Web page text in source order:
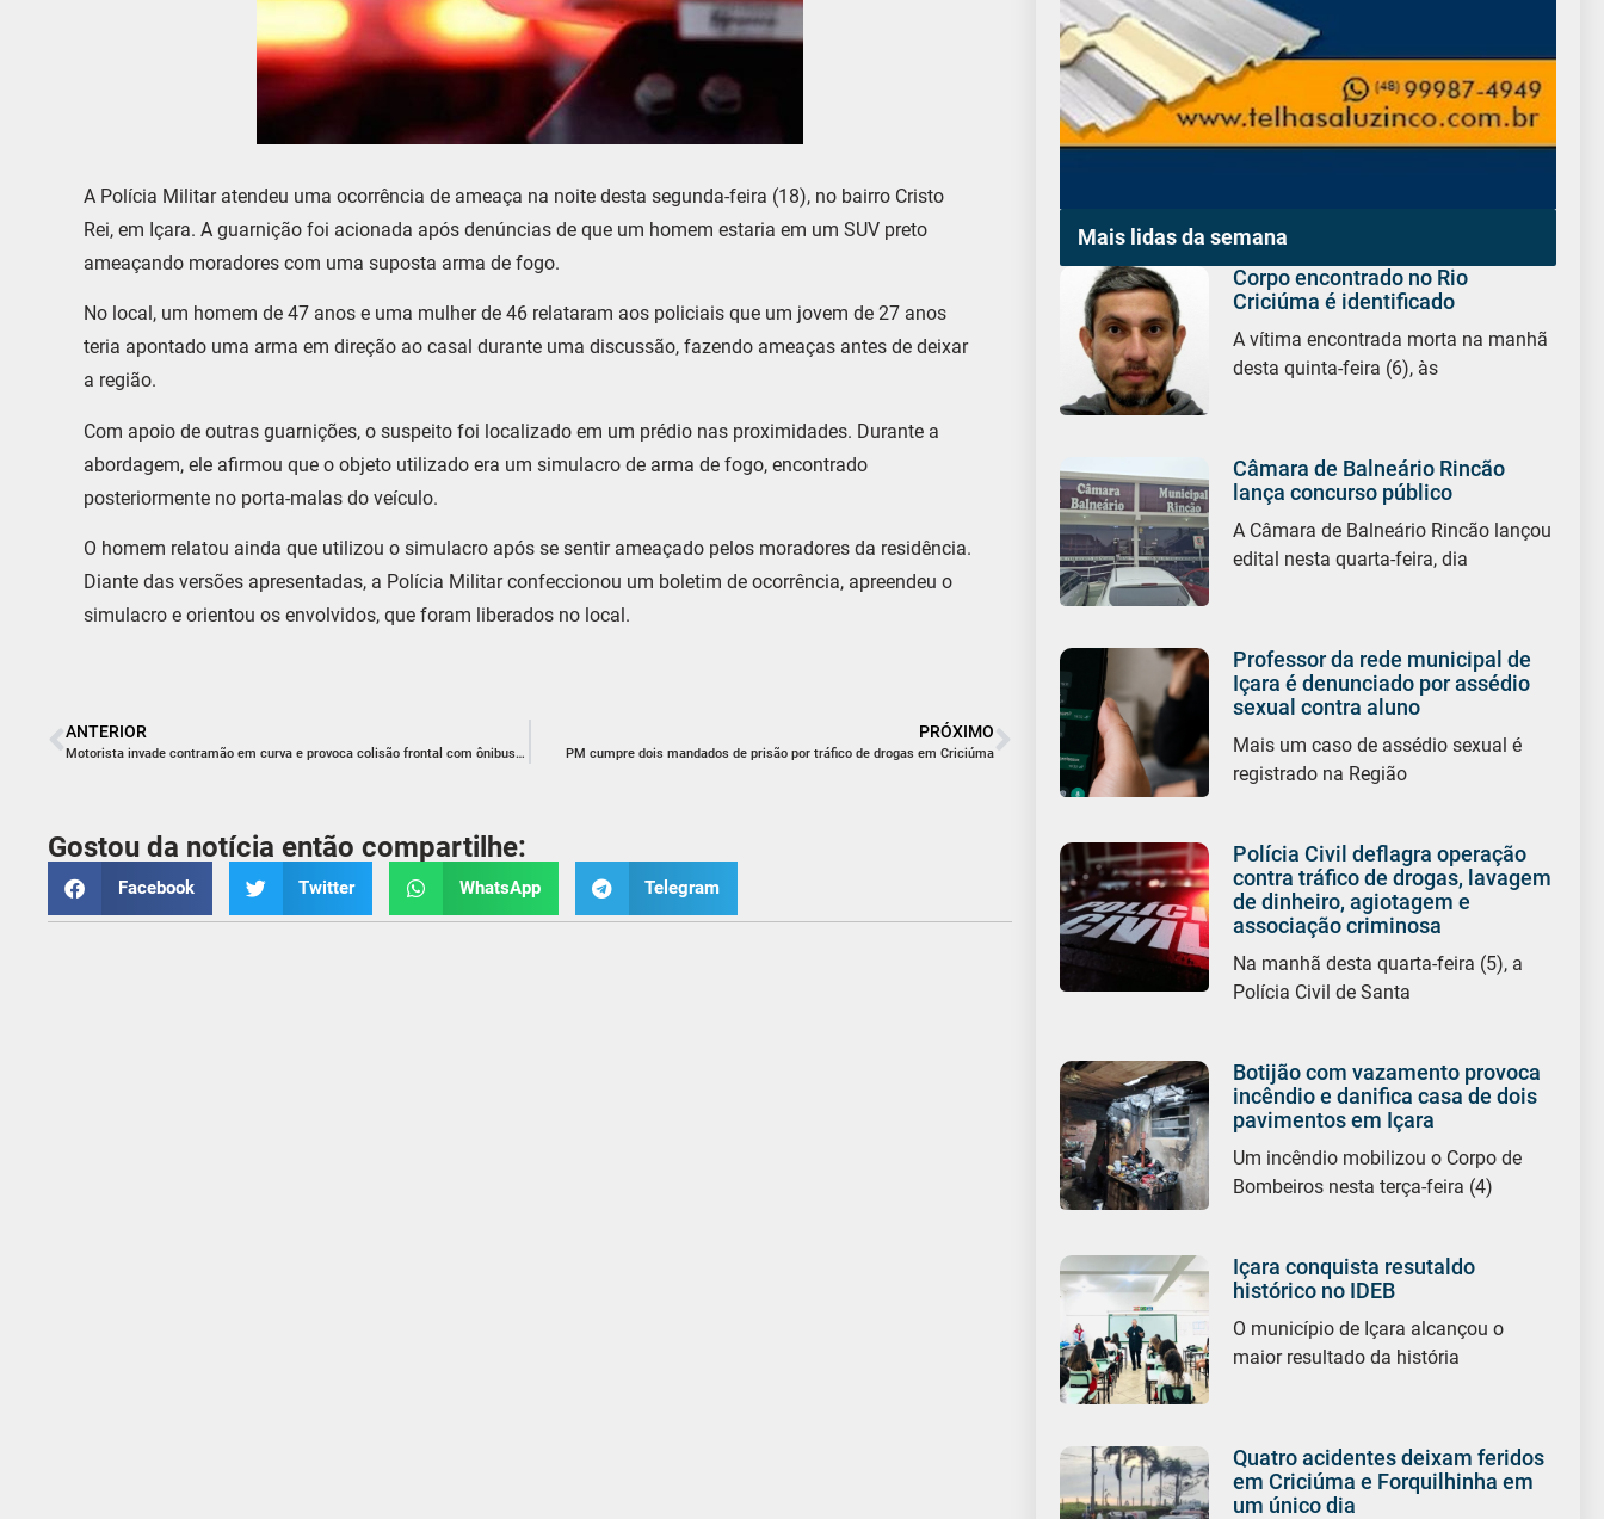
A Polícia Militar atendeu uma ocorrência de ameaça na noite desta segunda-feira (18), no bairro Cristo
Rei, em Içara. A guarnição foi acionada após denúncias de que um homem estaria em um SUV preto
ameaçando moradores com uma suposta arma de fogo.
No local, um homem de 47 anos e uma mulher de 46 relataram aos policiais que um jovem de 27 anos
teria apontado uma arma em direção ao casal durante uma discussão, fazendo ameaças antes de deixar
a região.
Com apoio de outras guarnições, o suspeito foi localizado em um prédio nas proximidades. Durante a
abordagem, ele afirmou que o objeto utilizado era um simulacro de arma de fogo, encontrado
posteriormente no porta-malas do veículo.
O homem relatou ainda que utilizou o simulacro após se sentir ameaçado pelos moradores da residência.
Diante das versões apresentadas, a Polícia Militar confeccionou um boletim de ocorrência, apreendeu o
simulacro e orientou os envolvidos, que foram liberados no local.
ANTERIOR
Motorista invade contramão em curva e provoca colisão frontal com ônibus na BRN-424
PRÓXIMO
PM cumpre dois mandados de prisão por tráfico de drogas em Criciúma
Gostou da notícia então compartilhe:
Facebook Twitter WhatsApp Telegram
Mais lidas da semana
Corpo encontrado no Rio
Criciúma é identificado
A vítima encontrada morta na manhã
desta quinta-feira (6), às
Câmara de Balneário Rincão
lança concurso público
A Câmara de Balneário Rincão lançou
edital nesta quarta-feira, dia
Professor da rede municipal de
Içara é denunciado por assédio
sexual contra aluno
Mais um caso de assédio sexual é
registrado na Região
Polícia Civil deflagra operação
contra tráfico de drogas, lavagem
de dinheiro, agiotagem e
associação criminosa
Na manhã desta quarta-feira (5), a
Polícia Civil de Santa
Botijão com vazamento provoca
incêndio e danifica casa de dois
pavimentos em Içara
Um incêndio mobilizou o Corpo de
Bombeiros nesta terça-feira (4)
Içara conquista resutaldo
histórico no IDEB
O município de Içara alcançou o
maior resultado da história
Quatro acidentes deixam feridos
em Criciúma e Forquilhinha em
um único dia